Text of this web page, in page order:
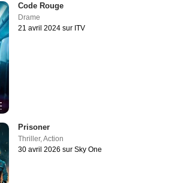
Code Rouge
Drame
21 avril 2024 sur ITV
Prisoner
Thriller,Action
30 avril 2026 sur Sky One